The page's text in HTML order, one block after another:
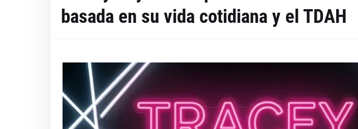
basada en su vida cotidiana y el TDAH